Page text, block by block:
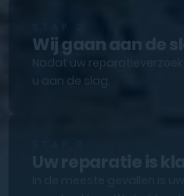
STAP 2
Wij gaan aan de
Nadat uw
u aan de slag.
STAP 3